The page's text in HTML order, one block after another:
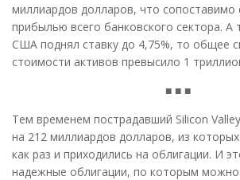
миллиардов долларов, что сопоставимо
прибылью всего банковского сектора. А
США поднял ставку до 4,75%, то общее
стоимости активов превысило 1
■ ■ ■
Тем временем пострадавший Silicon
на 212 миллиардов долларов, из
как раз и приходились на облигации. И
надежные облигации, по которым